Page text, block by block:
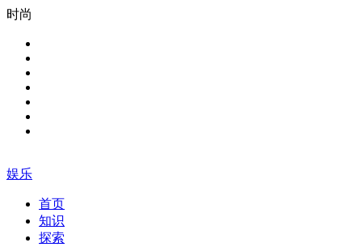
时尚
娱乐
首页
知识
探索